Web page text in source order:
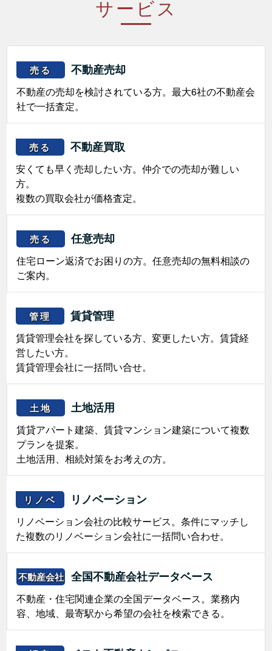
サービス
売る 不動産売却
不動産の売却を検討されている方。最大6社の不動産会
社で一括査定。
売る 不動産買取
安くても早く売却したい方。仲介での売却が難しい
方。
複数の買取会社が価格査定。
売る 任意売却
住宅ローン返済でお困りの方。任意売却の無料相談の
ご案内。
管理 賃貸管理
賃貸管理会社を探している方、変更したい方。賃貸経
営したい方。
賃貸管理会社に一括問い合せ。
土地 土地活用
賃貸アパート建築、賃貸マンション建築について複数
プランを提案。
土地活用、相続対策をお考えの方。
リノベ リノベーション
リノベーション会社の比較サービス。条件にマッチし
た複数のリノベーション会社に一括問い合わせ。
不動産会社 全国不動産会社データベース
不動産・住宅関連企業の全国データベース。業務内
容、地域、最寄駅から希望の会社を検索できる。